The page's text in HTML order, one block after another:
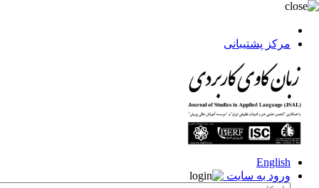
مرکز پشتیبانی
English
ورود به سایت